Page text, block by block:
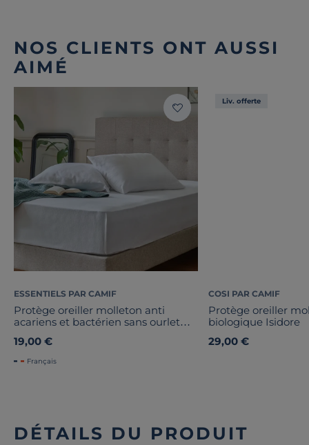
NOS CLIENTS ONT AUSSI
AIMÉ
ESSENTIELS PAR CAMIF
Protège oreiller molleton anti
acariens et bactérien sans ourlet
19,00 €
Français
Liv. offerte
COSI PAR CAMIF
Protège oreiller
biologique Isidore
29,00 €
DÉTAILS DU PRODUIT